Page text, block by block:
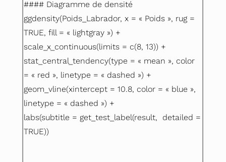
#### Diagramme de densité
ggdensity(Poids_Labrador, x = « Poids », rug =
TRUE, fill = « lightgray ») +
scale_x_continuous(limits = c(8, 13)) +
stat_central_tendency(type = « mean », color
= « red », linetype = « dashed ») +
geom_vline(xintercept = 10.8, color = « blue »,
linetype = « dashed ») +
labs(subtitle = get_test_label(result, detailed =
TRUE))